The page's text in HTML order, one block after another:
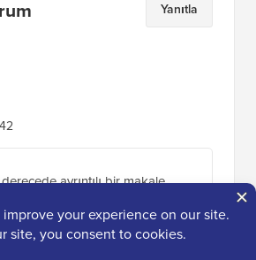
Yanıtla
ayrıntılı bir makale,
düzeyde ayarlama yapar